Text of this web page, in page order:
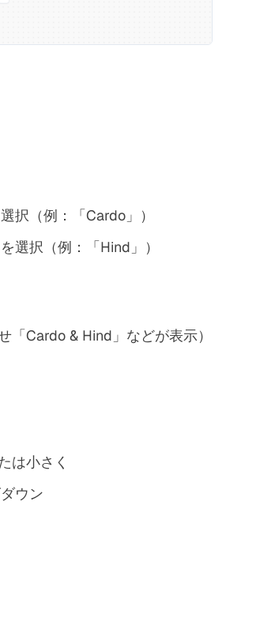
択（例：「Cardo」）
選択（例：「Hind」）
Cardo & Hind」などが表示）
は小さく
ウン